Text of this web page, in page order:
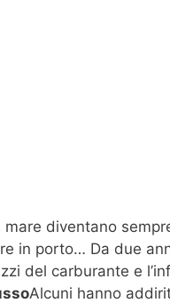
diventano
in porto… Da due
del carburante e
Alcuni hanno